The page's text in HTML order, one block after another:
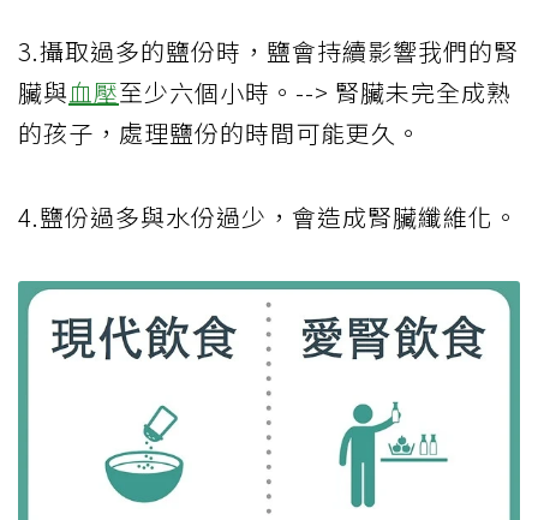
3.攝取過多的鹽份時，鹽會持續影響我們的腎
臟與血壓至少六個小時。--> 腎臟未完全成熟
的孩子，處理鹽份的時間可能更久。
4.鹽份過多與水份過少，會造成腎臟纖維化。